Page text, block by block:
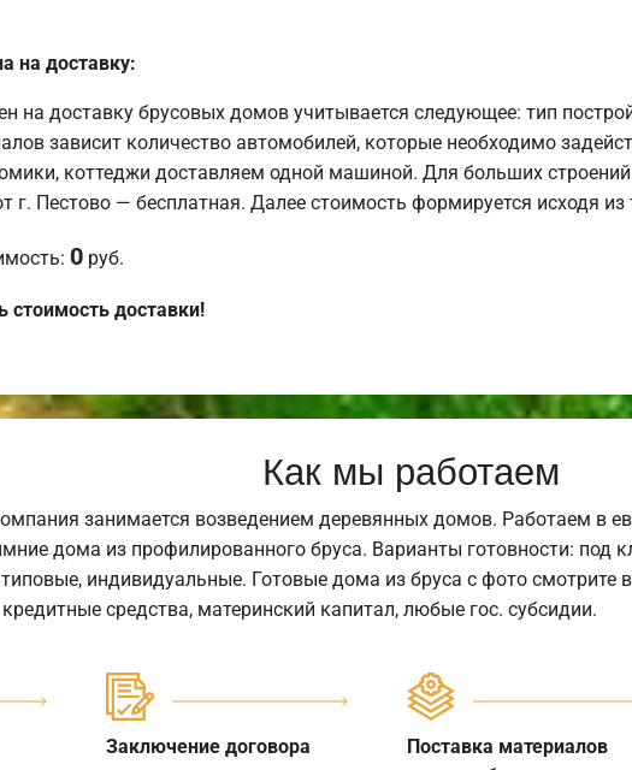
на доставку:
на доставку брусовых домов учитывается следующее: тип
зависит количество автомобилей, которые необходимо
коттеджи доставляем одной машиной. Для больших
г. Пестово — бесплатная. Далее стоимость формируется исходя
0 руб.
стоимость доставки!
Как мы работаем
занимается возведением деревянных домов. Работаем в
дома из профилированного бруса. Варианты готовности: под
индивидуальные. Готовые дома из бруса с фото смотрите
средства, материнский капитал, любые гос. субсидии.
Заключение договора
Поставка материалов